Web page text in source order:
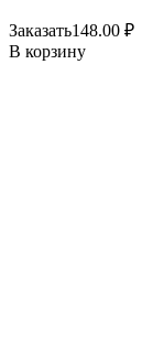
Заказать148.00 ₽
В корзину